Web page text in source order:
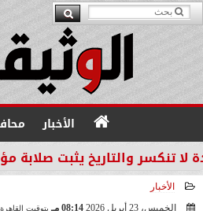
الأخبار
والتاريخ يثبت صلابة
الأخبار
الخميس، 23 أبريل 2026
08:14 مـ بتوقيت القاهرة